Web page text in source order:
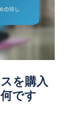
を購入
です